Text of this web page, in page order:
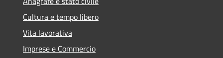
Cultura e tempo libero
Vita lavorativa
Imprese e Commercio